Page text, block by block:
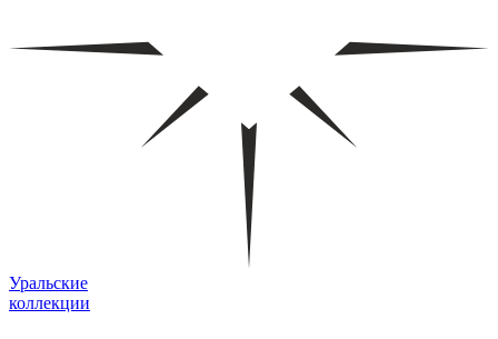
Уральские
коллекции